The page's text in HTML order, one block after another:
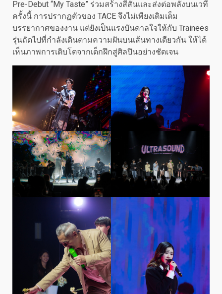
Pre-Debut “My Taste” ร่วมสร้างสีสันและส่งต่อพลังบนเวที
ครั้งนี้ การปรากฏตัวของ TACE จึงไม่เพียงเติมเต็ม
บรรยากาศของงาน แต่ยังเป็นแรงบันดาลใจให้กับ Trainees
รุ่นถัดไปที่กำลังเดินตามความฝันบนเส้นทางเดียวกัน ให้ได้
เห็นภาพการเติบโตจากเด็กฝึกสู่ศิลปินอย่างชัดเจน